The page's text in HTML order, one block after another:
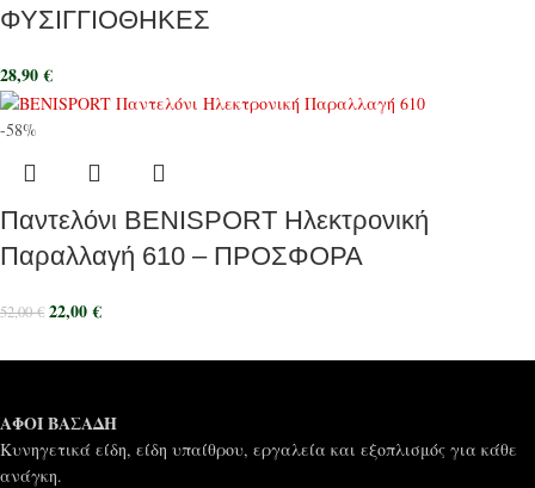
ΦΥΣΙΓΓΙΟΘΗΚΕΣ
28,90€
-58%
Παντελόνι BENISPORT Ηλεκτρονική
Παραλλαγή 610 – ΠΡΟΣΦΟΡΑ
52,00€ 22,00€
ΑΦΟΙ ΒΑΣΑΔΗ
Κυνηγετικά είδη, είδη υπαίθρου, εργαλεία και εξοπλισμός για κάθε
ανάγκη.